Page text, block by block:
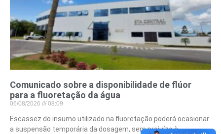
Comunicado sobre a disponibilidade de flúor
para a fluoretação da água
06/08/2026 08:09
Escassez do insumo utilizado na fluoretação poderá ocasionar
a suspensão temporária da dosagem, sem prejuízo à